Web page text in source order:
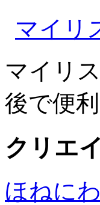
マイリ
マイリ
後で便
クリエ
ほねに